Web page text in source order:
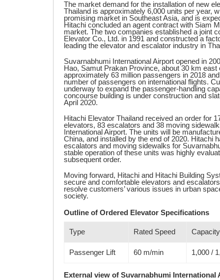
The market demand for the installation of new
Thailand is approximately 6,000 units per year,
promising market in Southeast Asia, and is
Hitachi concluded an agent contract with Siam
market. The two companies established a joint
Elevator Co., Ltd. in 1991 and constructed a
leading the elevator and escalator industry in
Suvarnabhumi International Airport opened in
Hao, Samut Prakan Province, about 30 km
approximately 63 million passengers in 2018
number of passengers on international flights.
underway to expand the passenger-handling
concourse building is under construction and
April 2020.
Hitachi Elevator Thailand received an order for
elevators, 83 escalators and 38 moving
International Airport. The units will be
China, and installed by the end of 2020. Hitachi
escalators and moving sidewalks for
stable operation of these units was highly
subsequent order.
Moving forward, Hitachi and Hitachi Building
secure and comfortable elevators and
resolve customers’ various issues in urban
society.
Outline of Ordered Elevator Specifications
Type Rated Speed Capacity
Passenger Lift 60 m/min 1,000 /
External view of Suvarnabhumi